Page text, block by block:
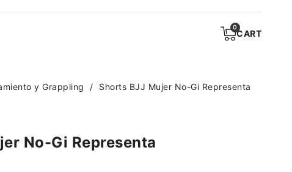
CART
y Grappling Shorts BJJ Mujer No-Gi Representa
No-Gi Representa